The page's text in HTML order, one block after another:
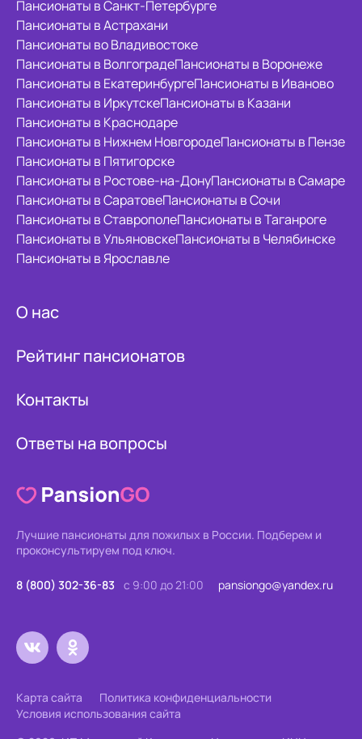
Пансионаты в Санкт-Петербурге
Пансионаты в Астрахани
Пансионаты во Владивостоке
Пансионаты в ВолгоградеПансионаты в Воронеже
Пансионаты в ЕкатеринбургеПансионаты в Иваново
Пансионаты в ИркутскеПансионаты в Казани
Пансионаты в Краснодаре
Пансионаты в Нижнем НовгородеПансионаты в Пензе
Пансионаты в Пятигорске
Пансионаты в Ростове-на-ДонуПансионаты в Самаре
Пансионаты в СаратовеПансионаты в Сочи
Пансионаты в СтаврополеПансионаты в Таганроге
Пансионаты в УльяновскеПансионаты в Челябинске
Пансионаты в Ярославле
О нас
Рейтинг пансионатов
Контакты
Ответы на вопросы
Лучшие пансионаты для пожилых в России. Подберем и
проконсультируем под ключ.
8 (800) 302-36-83 с 9:00 до 21:00 pansiongo@yandex.ru
Карта сайта
Политика конфиденциальности
Условия использования сайта